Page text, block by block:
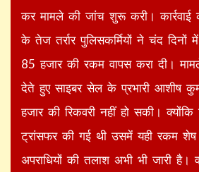
कर मामले की जांच शुरू करी।
के तेज तर्रार पुलिसकर्मियों ने चंद दिनों
85 हजार की रकम वापस करा दी।
देते हुए साइबर सेल के प्रभारी आशीष
हजार की रिकवरी नहीं हो सकी।
ट्रांसफर की गई थी उसमें यही रकम शेष
अपराधियों की तलाश अभी भी जारी है।